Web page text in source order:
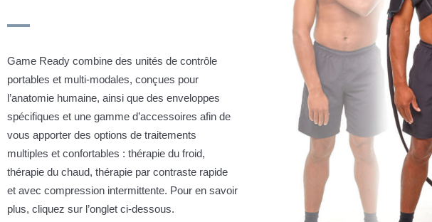
Game Ready combine des unités de contrôle
portables et multi-modales, conçues pour
l’anatomie humaine, ainsi que des enveloppes
spécifiques et une gamme d’accessoires afin de
vous apporter des options de traitements
multiples et confortables : thérapie du froid,
thérapie du chaud, thérapie par contraste rapide
et avec compression intermittente. Pour en savoir
plus, cliquez sur l’onglet ci-dessous.